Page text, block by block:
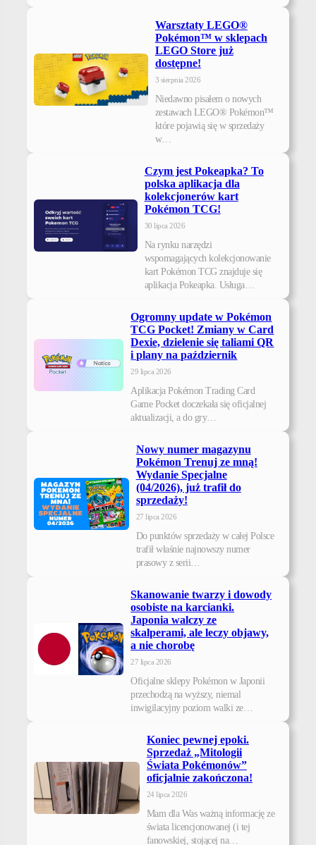
Warsztaty LEGO®
Pokémon™ w sklepach
LEGO Store już
dostępne!
3 sierpnia 2026
Niedawno pisałem o nowych
zestawach LEGO® Pokémon™
które pojawią się w sprzedaży
w…
Czym jest Pokeapka? To
polska aplikacja dla
kolekcjonerów kart
Pokémon TCG!
30 lipca 2026
Na rynku narzędzi
wspomagających kolekcjonowanie
kart Pokémon TCG znajduje się
aplikacja Pokeapka. Usługa…
Ogromny update w Pokémon
TCG Pocket! Zmiany w Card
Dexie, dzielenie się taliami QR
i plany na październik
29 lipca 2026
Aplikacja Pokémon Trading Card
Game Pocket doczekała się oficjalnej
aktualizacji, a do gry…
Nowy numer magazynu
Pokémon Trenuj ze mną!
Wydanie Specjalne
(04/2026), już trafił do
sprzedaży!
27 lipca 2026
Do punktów sprzedaży w całej Polsce
trafił właśnie najnowszy numer
prasowy z serii…
Skanowanie twarzy i dowody
osobiste na karcianki.
Japonia walczy ze
skalperami, ale leczy objawy,
a nie chorobę
27 lipca 2026
Oficjalne sklepy Pokémon w Japonii
przechodzą na wyższy, niemal
inwigilacyjny poziom walki ze…
Koniec pewnej epoki.
Sprzedaż „Mitologii
Świata Pokémonów”
oficjalnie zakończona!
24 lipca 2026
Mam dla Was ważną informację ze
świata licencjonowanej (i tej
fanowskiej, stojącej na…